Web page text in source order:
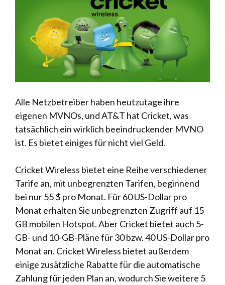
Alle Netzbetreiber haben heutzutage ihre
eigenen MVNOs, und AT&T hat Cricket, was
tatsächlich ein wirklich beeindruckender MVNO
ist. Es bietet einiges für nicht viel Geld.
Cricket Wireless bietet eine Reihe verschiedener
Tarife an, mit unbegrenzten Tarifen, beginnend
bei nur 55 $ pro Monat. Für 60 US-Dollar pro
Monat erhalten Sie unbegrenzten Zugriff auf 15
GB mobilen Hotspot. Aber Cricket bietet auch 5-
GB- und 10-GB-Pläne für 30 bzw. 40 US-Dollar pro
Monat an. Cricket Wireless bietet außerdem
einige zusätzliche Rabatte für die automatische
Zahlung für jeden Plan an, wodurch Sie weitere 5